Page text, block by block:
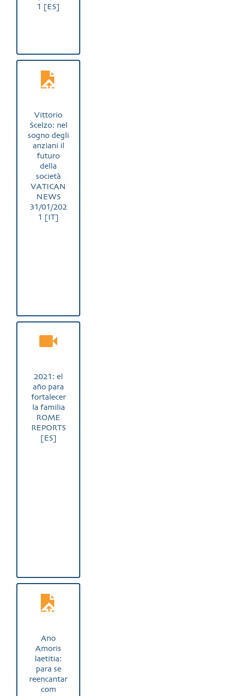
1 [ES]
Vittorio
Scelzo: nel
sogno degli
anziani il
futuro
della
società
VATICAN
NEWS
31/01/202
1 [IT]
2021: el
año para
fortalecer
la familia
ROME
REPORTS
[ES]
Ano
Amoris
laetitia:
para se
reencantar
com